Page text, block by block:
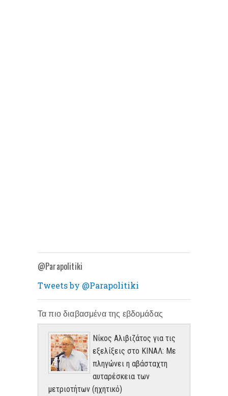
@Parapolitiki
Tweets by @Parapolitiki
Τα πιο διαβασμένα της εβδομάδας
Νίκος Αλιβιζάτος για τις
εξελίξεις στο ΚΙΝΑΛ: Με
πληγώνει η αβάσταχτη
αυταρέσκεια των
μετριοτήτων (ηχητικό)